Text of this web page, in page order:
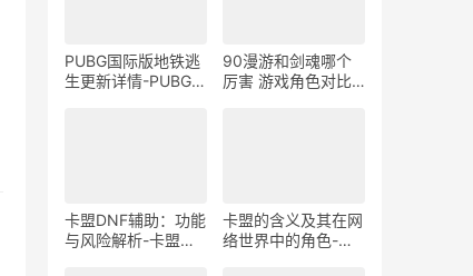
PUBG国际版地铁逃
生更新详情-PUBG国
90漫游和剑魂哪个
厉害 游戏角色对比
卡盟DNF辅助：功能
与风险解析-卡盟
卡盟的含义及其在网
络世界中的角色-深